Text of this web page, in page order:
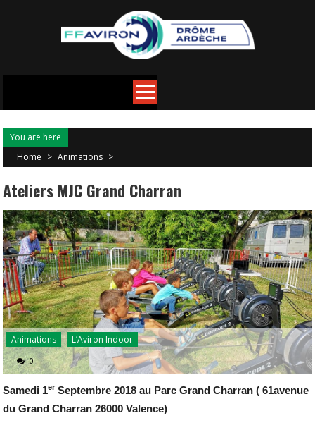
You are here
Home > Animations >
Ateliers MJC Grand Charran
Animations L’Aviron Indoor
0
Samedi 1er Septembre 2018 au Parc Grand Charran ( 61avenue
du Grand Charran 26000 Valence)